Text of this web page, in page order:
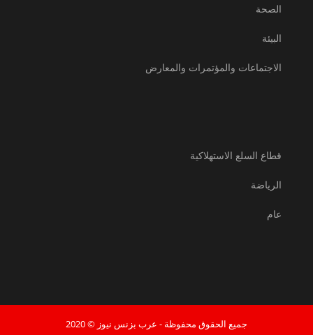
الصحة
البيئة
الاجتماعات والمؤتمرات والمعارض
قطاع السلع الاستهلاكية
الرياضة
عام
جميع الحقوق محفوظة - عرب بزنس نيوز © 2020